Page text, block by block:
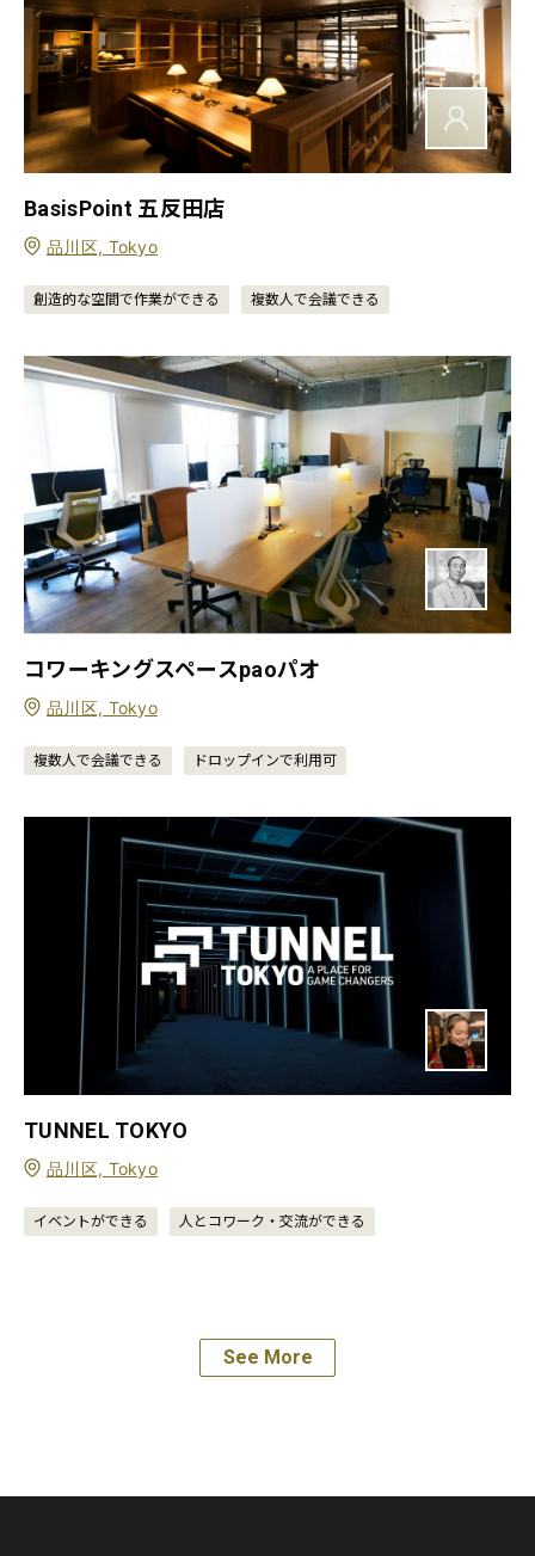
BasisPoint 五反田店
品川区, Tokyo
創造的な空間で作業ができる 複数人で会議できる
コワーキングスペースpaoパオ
品川区, Tokyo
複数人で会議できる ドロップインで利用可
TUNNEL TOKYO
品川区, Tokyo
イベントができる 人とコワーク・交流ができる
See More